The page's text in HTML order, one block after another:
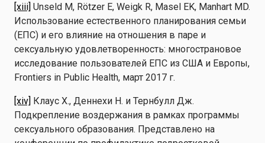
[xiii] Unseld M, Rötzer E, Weigk R, Masel EK, Manhart MD.
Использование естественного планирования семьи
(ЕПС) и его влияние на отношения в паре и
сексуальную удовлетворенность: многострановое
исследование пользователей ЕПС из США и Европы,
Frontiers in Public Health, март 2017 г.
[xiv] Клаус Х., Деннехи Н. и Тернбулл Дж.
Подкрепление воздержания в рамках программы
сексуального образования. Представлено на